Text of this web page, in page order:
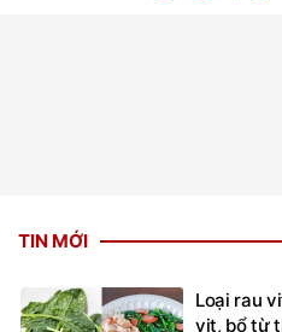
TIN MỚI
Loại rau
vịt, bổ từ